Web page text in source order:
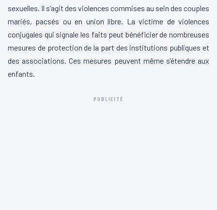
sexuelles. Il s’agit des violences commises au sein des couples
mariés, pacsés ou en union libre. La victime de violences
conjugales qui signale les faits peut bénéficier de nombreuses
mesures de protection de la part des institutions publiques et
des associations. Ces mesures peuvent même s’étendre aux
enfants.
PUBLICITÉ